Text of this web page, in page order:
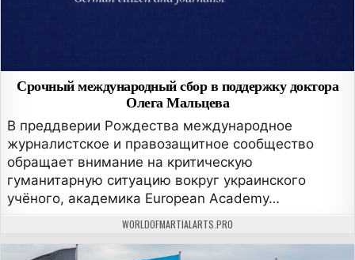
Срочный международный сбор в поддержку доктора
Олега Мальцева
В преддверии Рождества международное
журналистское и правозащитное сообщество
обращает внимание на критическую
гуманитарную ситуацию вокруг украинского
учёного, академика European Academy…
АВТОР:
WORLDOFMARTIALARTS.PRO